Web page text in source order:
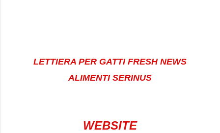
LETTIERA PER GATTI FRESH NEWS
ALIMENTI SERINUS
WEBSITE